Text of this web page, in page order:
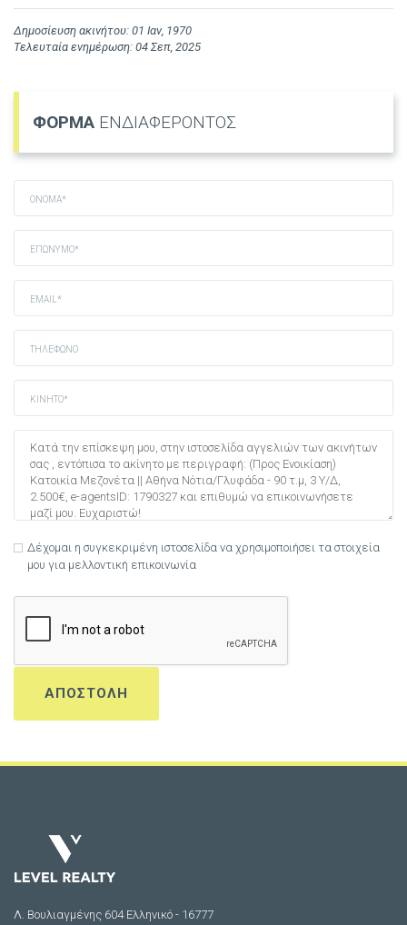
Δημοσίευση ακινήτου: 01 Ιαν, 1970
Τελευταία ενημέρωση: 04 Σεπ, 2025
ΦΟΡΜΑ ΕΝΔΙΑΦΕΡΟΝΤΟΣ
Δέχομαι η συγκεκριμένη ιστοσελίδα να χρησιμοποιήσει τα στοιχεία
μου για μελλοντική επικοινωνία
Λ. Βουλιαγμένης 604 Ελληνικό - 16777